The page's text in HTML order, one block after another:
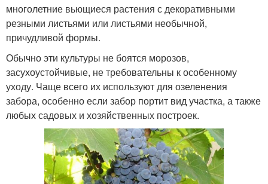
многолетние вьющиеся растения с декоративными
резными листьями или листьями необычной,
причудливой формы.
Обычно эти культуры не боятся морозов,
засухоустойчивые, не требовательны к особенному
уходу. Чаще всего их используют для озеленения
забора, особенно если забор портит вид участка, а также
любых садовых и хозяйственных построек.